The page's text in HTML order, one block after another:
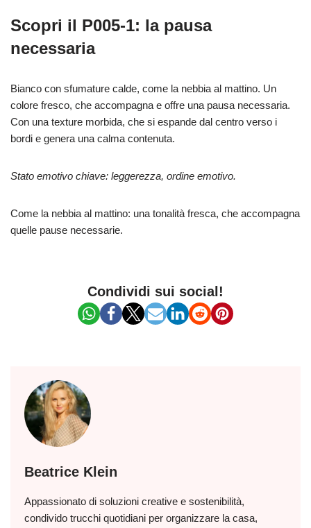
Scopri il P005-1: la pausa
necessaria
Bianco con sfumature calde, come la nebbia al mattino. Un
colore fresco, che accompagna e offre una pausa necessaria.
Con una texture morbida, che si espande dal centro verso i
bordi e genera una calma contenuta.
Stato emotivo chiave: leggerezza, ordine emotivo.
Come la nebbia al mattino: una tonalità fresca, che accompagna
quelle pause necessarie.
Condividi sui social!
Beatrice Klein
Appassionato di soluzioni creative e sostenibilità,
condivido trucchi quotidiani per organizzare la casa,